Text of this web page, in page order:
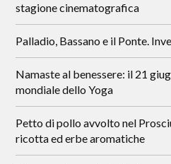
stagione cinematografica
Palladio, Bassano e il Ponte.
Namaste al benessere: il 21
mondiale dello Yoga
Petto di pollo avvolto nel
ricotta ed erbe aromatiche